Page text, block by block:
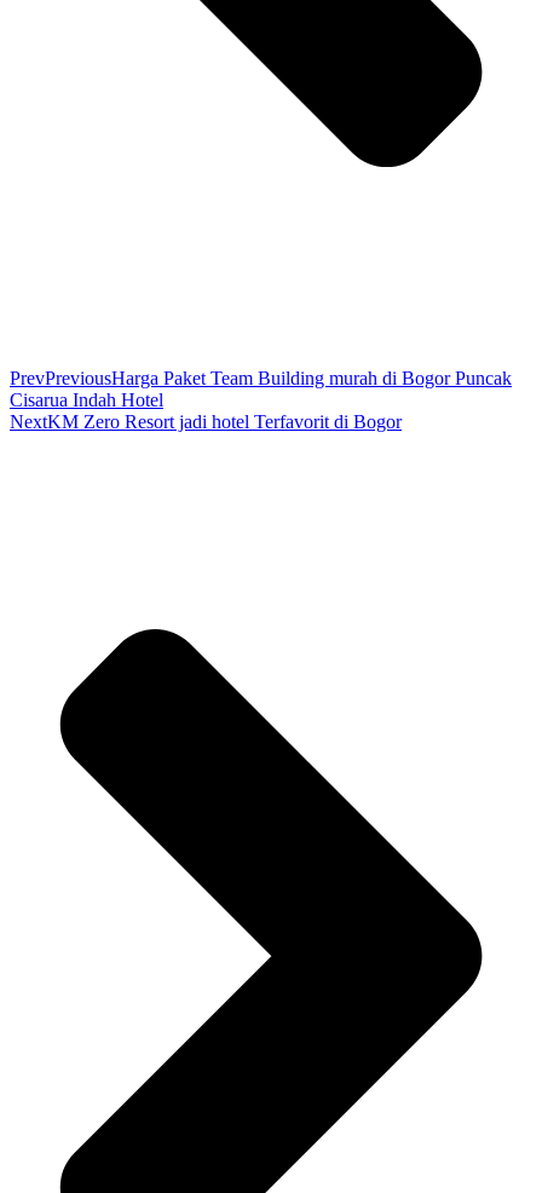
PrevPreviousHarga Paket Team Building murah di Bogor Puncak
Cisarua Indah Hotel
NextKM Zero Resort jadi hotel Terfavorit di Bogor